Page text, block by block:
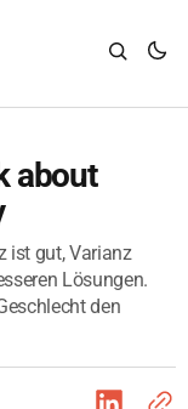
about
ist gut, Varianz
Lösungen.
den